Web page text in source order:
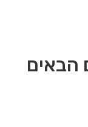
הבאים